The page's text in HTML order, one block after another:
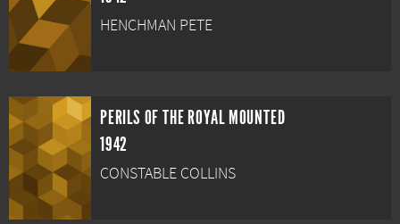
HENCHMAN PETE
PERILS OF THE ROYAL MOUNTED
1942
CONSTABLE COLLINS